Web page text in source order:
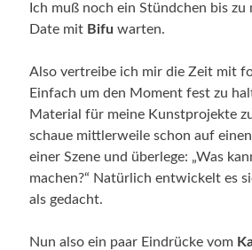
Ich muß noch ein Stündchen bis zu
Date mit Bifu warten.
Also vertreibe ich mir die Zeit mit
Einfach um den Moment fest zu
Material für meine Kunstprojekte
schaue mittlerweile schon auf
einer Szene und überlege: „Was
machen?“ Natürlich entwickelt es
als gedacht.
Nun also ein paar Eindrücke vom